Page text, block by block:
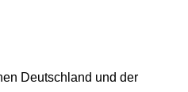
Deutschland und der